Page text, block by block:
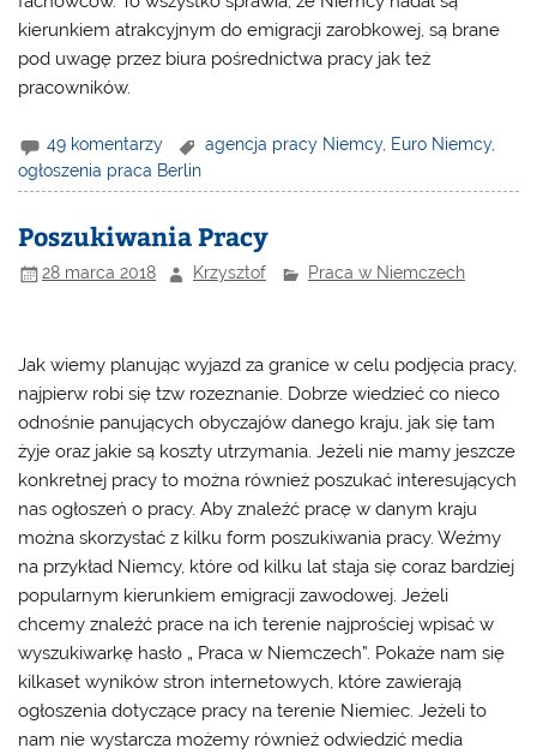
kierunkiem atrakcyjnym do emigracji zarobkowej, są brane
pod uwagę przez biura pośrednictwa pracy jak też
pracowników.
49 komentarzy agencja pracy Niemcy, Euro Niemcy,
ogłoszenia praca Berlin
Poszukiwania Pracy
28 marca 2018 Krzysztof Praca w Niemczech
Jak wiemy planując wyjazd za granice w celu podjęcia pracy,
najpierw robi się tzw rozeznanie. Dobrze wiedzieć co nieco
odnośnie panujących obyczajów danego kraju, jak się tam
żyje oraz jakie są koszty utrzymania. Jeżeli nie mamy jeszcze
konkretnej pracy to można również poszukać interesujących
nas ogłoszeń o pracy. Aby znaleźć pracę w danym kraju
można skorzystać z kilku form poszukiwania pracy. Weźmy
na przykład Niemcy, które od kilku lat staja się coraz bardziej
popularnym kierunkiem emigracji zawodowej. Jeżeli
chcemy znaleźć prace na ich terenie najprościej wpisać w
wyszukiwarkę hasło „ Praca w Niemczech”. Pokaże nam się
kilkaset wyników stron internetowych, które zawierają
ogłoszenia dotyczące pracy na terenie Niemiec. Jeżeli to
nam nie wystarcza możemy również odwiedzić media